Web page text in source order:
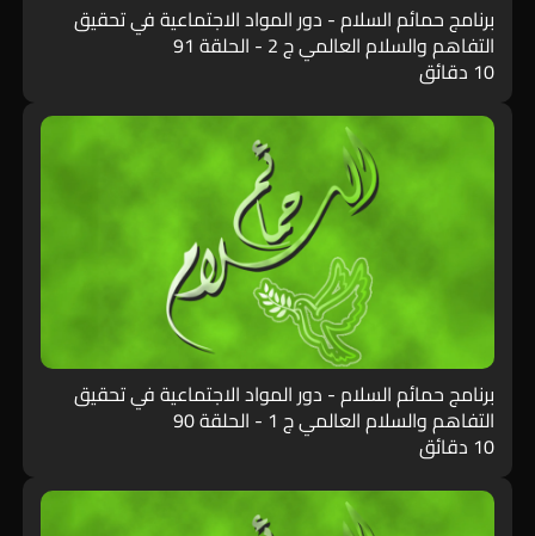
برنامج حمائم السلام - دور المواد الاجتماعية في تحقيق
التفاهم والسلام العالمي ج 2 - الحلقة 91
10 دقائق
برنامج حمائم السلام - دور المواد الاجتماعية في تحقيق
التفاهم والسلام العالمي ج 1 - الحلقة 90
10 دقائق